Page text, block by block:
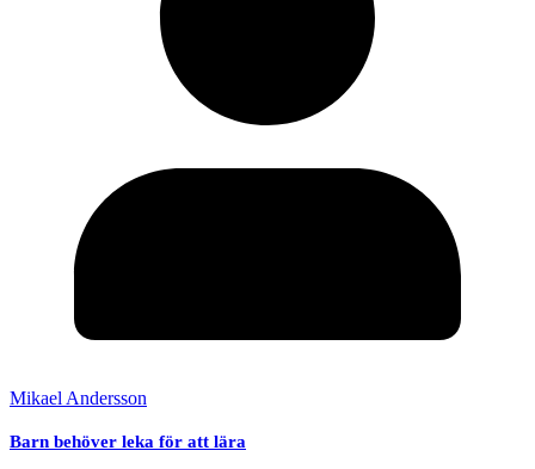
Mikael Andersson
Barn behöver leka för att lära